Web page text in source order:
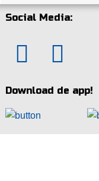
Social Media:
Download de app!